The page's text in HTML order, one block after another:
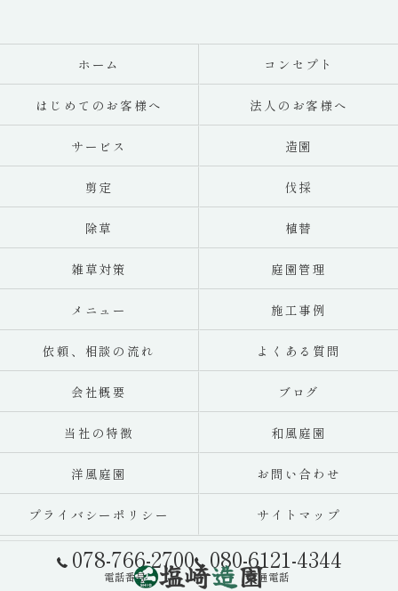
078-766-2700
電話番号
080-6121-4344
直通電話
ホーム コンセプト
はじめてのお客様へ 法人のお客様へ
サービス 造園
剪定 伐採
除草 植替
雑草対策 庭園管理
メニュー 施工事例
依頼、相談の流れ よくある質問
会社概要 ブログ
当社の特徴 和風庭園
洋風庭園 お問い合わせ
プライバシーポリシー サイトマップ